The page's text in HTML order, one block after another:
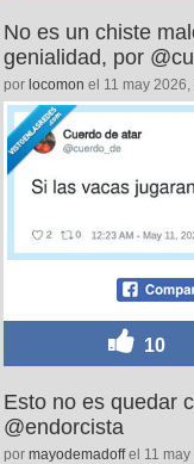
No es un chiste
genialidad, por
por locomon el 11 may 2026,
10
Esto no es quedar
@endorcista
por mayodemadoffel 11 may